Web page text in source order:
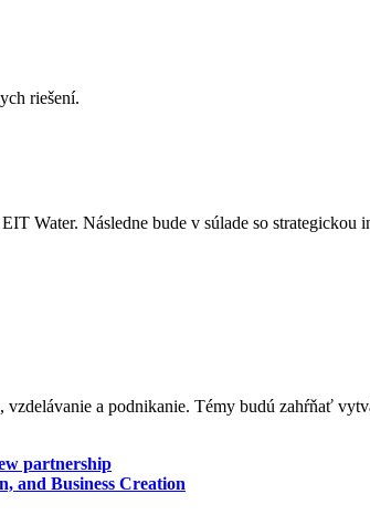
riešení.
Water. Následne bude v súlade so strategickou
vzdelávanie a podnikanie. Témy budú zahŕňať
partnership
and Business Creation